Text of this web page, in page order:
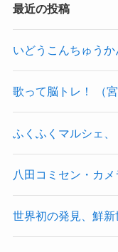
最近の投稿
いどうこんちゅうか
歌って脳トレ！ （
ふくふくマルシェ、
八田コミセン・カメ
世界初の発見、鮮